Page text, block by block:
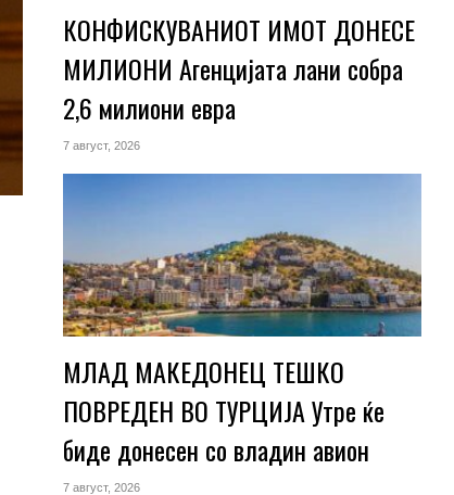
КОНФИСКУВАНИОТ ИМОТ ДОНЕСЕ
МИЛИОНИ Агенцијата лани собра
2,6 милиони евра
7 август, 2026
МЛАД МАКЕДОНЕЦ ТЕШКО
ПОВРЕДЕН ВО ТУРЦИЈА Утре ќе
биде донесен со владин авион
7 август, 2026